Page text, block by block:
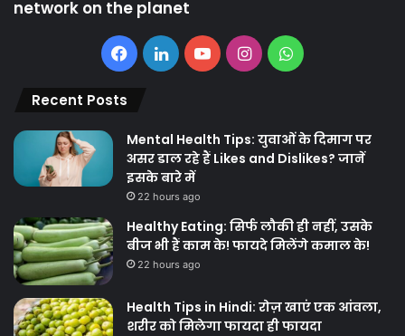
network on the planet
Facebook
LinkedInYouTubeInstagramWhatsApp
Recent Posts
Mental Health Tips: युवाओं के दिमाग पर
असर डाल रहे हैं Likes and Dislikes? जानें
इसके बारे में
22 hours ago
Healthy Eating: सिर्फ लौकी ही नहीं, उसके
बीज भी हैं काम के! फायदे मिलेंगे कमाल के!
22 hours ago
Health Tips in Hindi: रोज़ खाएं एक आंवला,
शरीर को मिलेगा फायदा ही फायदा